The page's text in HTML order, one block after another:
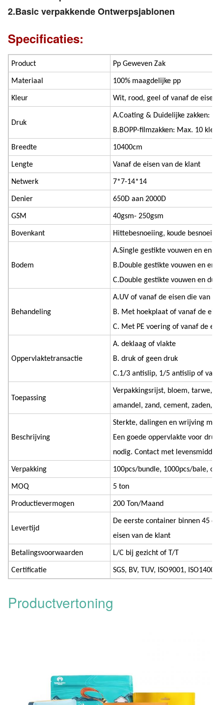
2.Basic verpakkende Ontwerpsjablonen
Specificaties:
Product Pp Geweven Zak
Materiaal 100% maagdelijke pp
Kleur Wit, rood, geel of vanaf de eisen
Druk
A.Coating & Duidelijke zakken:
B.BOPP-filmzakken: Max. 10
Breedte 10400cm
Lengte Vanaf de eisen van de klant
Netwerk 7*7-14*14
Denier 650D aan 2000D
GSM 40gsm- 250gsm
Bovenkant Hittebesnoeiing, koude
Bodem
A.Single gestikte vouwen en enig
B.Double gestikte vouwen en
C.Double gestikte vouwen en
Behandeling
A.UV of vanaf de eisen die van
B. Met hoekplaat of vanaf de
C. Met PE voering of vanaf de
Oppervlaktetransactie
A. deklaag of vlakte
B. druk of geen druk
C.1/3 antislip, 1/5 antislip of
Toepassing
Verpakkingsrijst, bloem, tarwe,
amandel, zand, cement, zaden,
Beschrijving
Sterkte, dalingen en wrijving
Een goede oppervlakte voor
nodig. Contact met
Verpakking 100pcs/bundle, 1000pcs/bale, of
MOQ 5 ton
Productievermogen 200 Ton/Maand
Levertijd
De eerste container binnen 45
eisen van de klant
Betalingsvoorwaarden L/C bij gezicht of T/T
Certificatie SGS, BV, TUV, ISO9001, ISO14001
Productvertoning